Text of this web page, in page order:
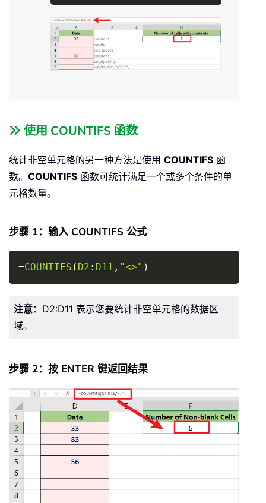
使用 COUNTIFS 函数
统计非空单元格的另一种方法是使用 COUNTIFS 函
数。 COUNTIFS 函数可统计满足一个或多个条件的单
元格数量。
步骤 1：输入 COUNTIFS 公式
=COUNTIFS ( D2 : D11 , "<>" )
注意：D2:D11 表示您要统计非空单元格的数据区
域。
步骤 2：按 ENTER 键返回结果